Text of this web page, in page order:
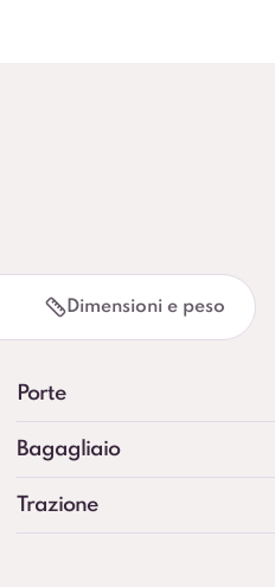
Dimensioni e peso
Porte
Bagagliaio
Trazione